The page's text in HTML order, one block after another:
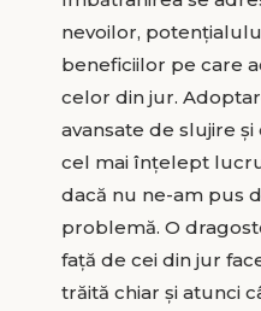
nevoilor,
beneficiilor pe care
celor din jur.
avansate de slujire
cel mai înțelept
dacă nu ne-am pus
problemă. O
față de cei din jur
trăită chiar și atunci